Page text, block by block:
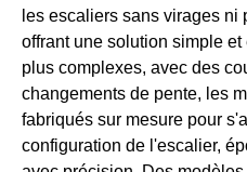
les escaliers sans virages ni
offrant une solution simple
plus complexes, avec des
changements de pente, les
fabriqués sur mesure pour
configuration de l'escalier,